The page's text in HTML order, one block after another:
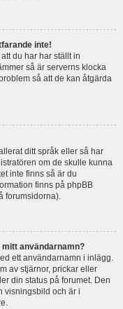
inte!
du har har ställt in
så är serverns klocka
så att de kan åtgärda
ditt språk eller så har
om de skulle kunna
inte finns så är du
finns på phpBB
forumsidorna).
användarnamn?
ett användarnamn i inlägg.
av stjärnor, prickar eller
din status på forumet. Den
visningsbild och är i